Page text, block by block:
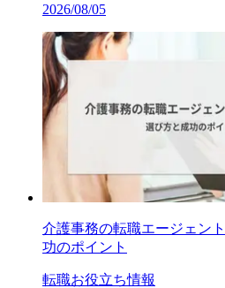
2026/08/05
介護事務の転職エージェン
功のポイント
転職お役立ち情報